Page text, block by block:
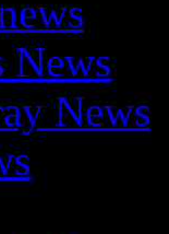
News
News